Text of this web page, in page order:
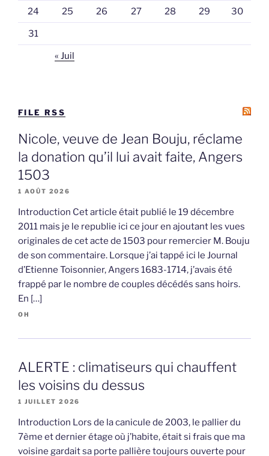
24 25 26 27 28 29 30
31
« Juil
FILE RSS
Nicole, veuve de Jean Bouju, réclame
la donation qu’il lui avait faite, Angers
1503
1 AOÛT 2026
Introduction Cet article était publié le 19 décembre
2011 mais je le republie ici ce jour en ajoutant les vues
originales de cet acte de 1503 pour remercier M. Bouju
de son commentaire. Lorsque j’ai tappé ici le Journal
d’Etienne Toisonnier, Angers 1683-1714, j’avais été
frappé par le nombre de couples décédés sans hoirs.
En […]
OH
ALERTE : climatiseurs qui chauffent
les voisins du dessus
1 JUILLET 2026
Introduction Lors de la canicule de 2003, le pallier du
7ème et dernier étage où j’habite, était si frais que ma
voisine gardait sa porte pallière toujours ouverte pour